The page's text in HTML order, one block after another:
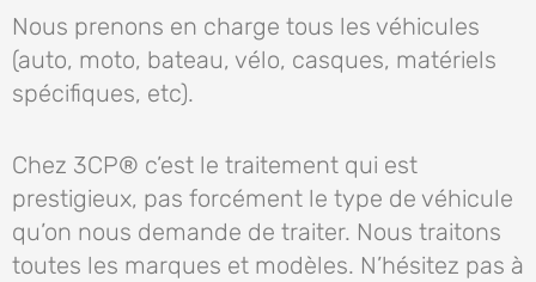
Nous prenons en charge tous les véhicules
(auto, moto, bateau, vélo, casques, matériels
spécifiques, etc).
Chez 3CP® c’est le traitement qui est
prestigieux, pas forcément le type de véhicule
qu’on nous demande de traiter. Nous traitons
toutes les marques et modèles. N’hésitez pas à